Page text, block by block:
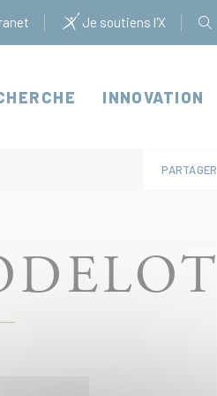
Je soutiens l'X
INNOVATION
PARTAGER